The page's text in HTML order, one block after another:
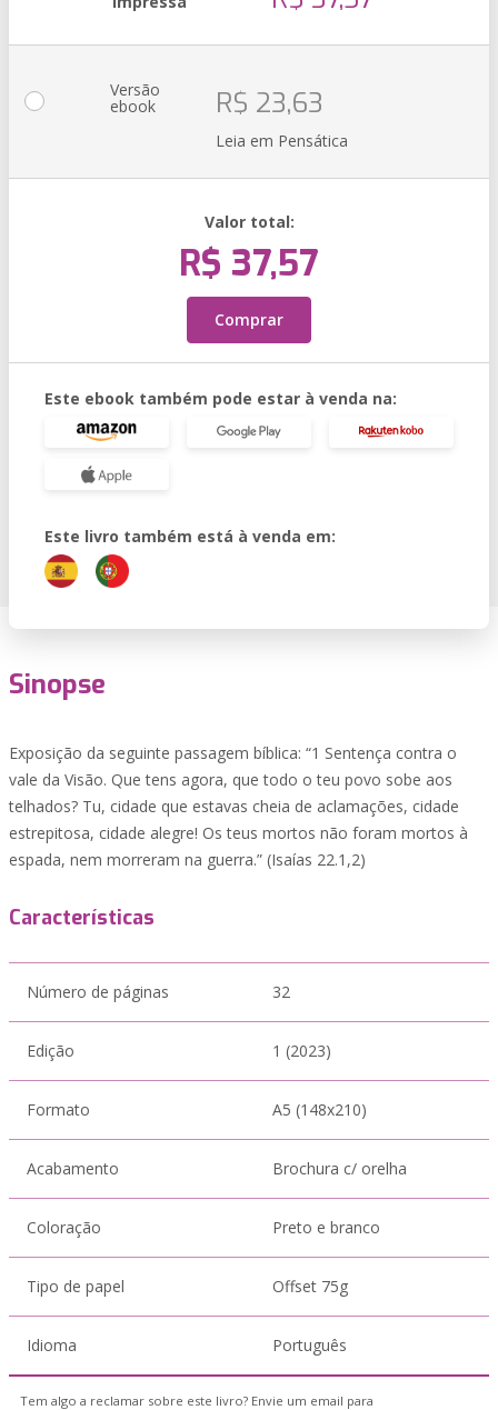
Versão
ebook R$ 23,63
Leia em Pensática
Valor total:
R$ 37,57
Comprar
Este ebook também pode estar à venda na:
Este livro também está à venda em:
Sinopse
Exposição da seguinte passagem bíblica: “1 Sentença contra o
vale da Visão. Que tens agora, que todo o teu povo sobe aos
telhados? Tu, cidade que estavas cheia de aclamações, cidade
estrepitosa, cidade alegre! Os teus mortos não foram mortos à
espada, nem morreram na guerra.” (Isaías 22.1,2)
Características
Número de páginas 32
Edição 1 (2023)
Formato A5 (148x210)
Acabamento Brochura c/ orelha
Coloração Preto e branco
Tipo de papel Offset 75g
Idioma Português
Tem algo a reclamar sobre este livro? Envie um email para